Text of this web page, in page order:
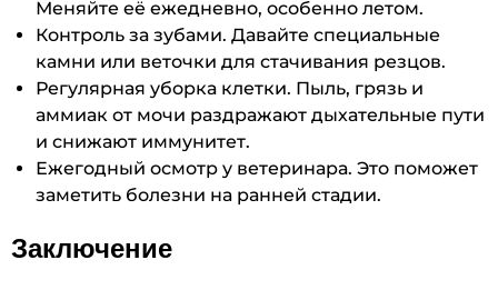
Меняйте её ежедневно, особенно летом.
Контроль за зубами. Давайте специальные
камни или веточки для стачивания резцов.
Регулярная уборка клетки. Пыль, грязь и
аммиак от мочи раздражают дыхательные пути
и снижают иммунитет.
Ежегодный осмотр у ветеринара. Это поможет
заметить болезни на ранней стадии.
Заключение